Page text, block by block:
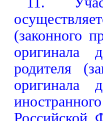
(законного
оригинала
родителя
оригинала